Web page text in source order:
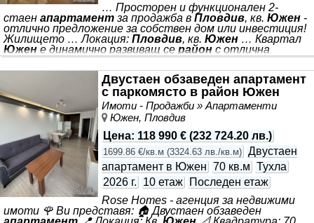
… Просторен и функционален 2-
стаен апартамент за продажба в Пловдив, кв. Южен -
отлично предложение за собствен дом или инвестиция!
Жилището … Локация: Пловдив, кв. Южен … Квартал
Южен е динамично развиващ се район с отлична
инфраструктура, удобен градски транспорт и
разнообразни … Тип имот: 2-стаенапартамент…
Агенция Номад Ви представя” *** е част от модерна
сграда ново строителство, предлагаща комфорт,
практично разпределение и спокойна среда за живеене.
Имотът се отличава с оптимална площ от 74 кв.м,
светли помещения и удобна локация с бърз достъп до
ключови точки в града. 🏡✨ Основни характеристики: •
*** 🏠 •
Двустаен обзаведен апартамент
с паркомясто в район Южен
Имоти - Продажби » Апартаменти
Южен, Пловдив
Цена: 118 990 € (232 724.20 лв.)
1699.86 €/кв.м (3324.63 лв./кв.м) Двустаен
апартамент в Южен 70 кв.м Тухла
2026 г.
10 етаж
Последен етаж
Rose Homes - агенция за недвижими
имоти 🌹 Ви представя: 🏠 Двустаен обзаведен